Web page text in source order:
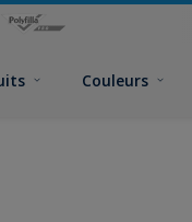
Couleurs